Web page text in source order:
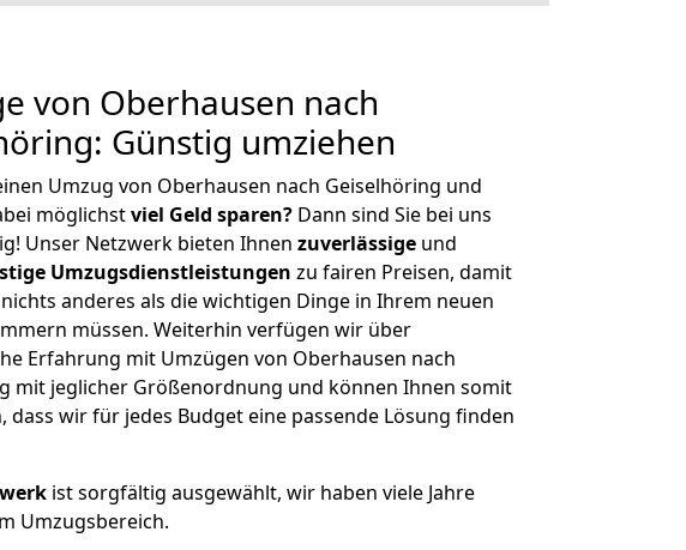
von Oberhausen nach
Günstig umziehen
Umzug von Oberhausen nach Geiselhöring und
möglichstviel Geld sparen? Dann sind Sie bei uns
Unser Netzwerk bieten Ihnen zuverlässige und
Umzugsdienstleistungen zu fairen Preisen, damit
anderes als die wichtigen Dinge in Ihrem neuen
müssen. Weiterhin verfügen wir über
Erfahrung mit Umzügen von Oberhausen nach
mit jeglicher Größenordnung und können Ihnen somit
dass wir für jedes Budget eine passende Lösung finden
ist sorgfältig ausgewählt, wir haben viele Jahre
Umzugsbereich.